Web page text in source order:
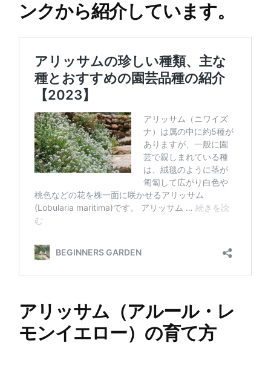
ンクから紹介しています。
アリッサム（アルール・レ
モンイエロー）の育て方